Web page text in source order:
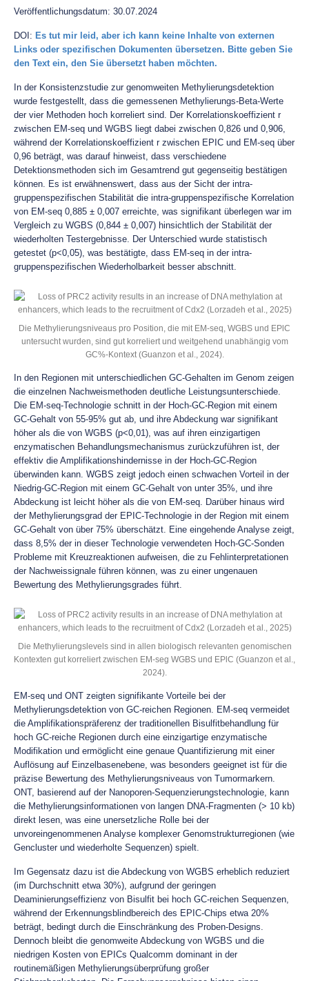
Veröffentlichungsdatum: 30.07.2024
DOI: Es tut mir leid, aber ich kann keine Inhalte von externen
Links oder spezifischen Dokumenten übersetzen. Bitte geben Sie
den Text ein, den Sie übersetzt haben möchten.
In der Konsistenzstudie zur genomweiten Methylierungsdetektion
wurde festgestellt, dass die gemessenen Methylierungs-Beta-Werte
der vier Methoden hoch korreliert sind. Der Korrelationskoeffizient r
zwischen EM-seq und WGBS liegt dabei zwischen 0,826 und 0,906,
während der Korrelationskoeffizient r zwischen EPIC und EM-seq über
0,96 beträgt, was darauf hinweist, dass verschiedene
Detektionsmethoden sich im Gesamtrend gut gegenseitig bestätigen
können. Es ist erwähnenswert, dass aus der Sicht der intra-
gruppenspezifischen Stabilität die intra-gruppenspezifische Korrelation
von EM-seq 0,885 ± 0,007 erreichte, was signifikant überlegen war im
Vergleich zu WGBS (0,844 ± 0,007) hinsichtlich der Stabilität der
wiederholten Testergebnisse. Der Unterschied wurde statistisch
getestet (p<0,05), was bestätigte, dass EM-seq in der intra-
gruppenspezifischen Wiederholbarkeit besser abschnitt.
Die Methylierungsniveaus pro Position, die mit EM-seq, WGBS und EPlC
untersucht wurden, sind gut korreliert und weitgehend unabhängig vom
GC%-Kontext (Guanzon et al., 2024).
In den Regionen mit unterschiedlichen GC-Gehalten im Genom zeigen
die einzelnen Nachweismethoden deutliche Leistungsunterschiede.
Die EM-seq-Technologie schnitt in der Hoch-GC-Region mit einem
GC-Gehalt von 55-95% gut ab, und ihre Abdeckung war signifikant
höher als die von WGBS (p<0,01), was auf ihren einzigartigen
enzymatischen Behandlungsmechanismus zurückzuführen ist, der
effektiv die Amplifikationshindernisse in der Hoch-GC-Region
überwinden kann. WGBS zeigt jedoch einen schwachen Vorteil in der
Niedrig-GC-Region mit einem GC-Gehalt von unter 35%, und ihre
Abdeckung ist leicht höher als die von EM-seq. Darüber hinaus wird
der Methylierungsgrad der EPIC-Technologie in der Region mit einem
GC-Gehalt von über 75% überschätzt. Eine eingehende Analyse zeigt,
dass 8,5% der in dieser Technologie verwendeten Hoch-GC-Sonden
Probleme mit Kreuzreaktionen aufweisen, die zu Fehlinterpretationen
der Nachweissignale führen können, was zu einer ungenauen
Bewertung des Methylierungsgrades führt.
Die Methylierungslevels sind in allen biologisch relevanten genomischen
Kontexten gut korreliert zwischen EM-seg WGBS und EPlC (Guanzon et al.,
2024).
EM-seq und ONT zeigten signifikante Vorteile bei der
Methylierungsdetektion von GC-reichen Regionen. EM-seq vermeidet
die Amplifikationspräferenz der traditionellen Bisulfitbehandlung für
hoch GC-reiche Regionen durch eine einzigartige enzymatische
Modifikation und ermöglicht eine genaue Quantifizierung mit einer
Auflösung auf Einzelbasenebene, was besonders geeignet ist für die
präzise Bewertung des Methylierungsniveaus von Tumormarkern.
ONT, basierend auf der Nanoporen-Sequenzierungstechnologie, kann
die Methylierungsinformationen von langen DNA-Fragmenten (> 10 kb)
direkt lesen, was eine unersetzliche Rolle bei der
unvoreingenommenen Analyse komplexer Genomstrukturregionen (wie
Gencluster und wiederholte Sequenzen) spielt.
Im Gegensatz dazu ist die Abdeckung von WGBS erheblich reduziert
(im Durchschnitt etwa 30%), aufgrund der geringen
Deaminierungseffizienz von Bisulfit bei hoch GC-reichen Sequenzen,
während der Erkennungsblindbereich des EPIC-Chips etwa 20%
beträgt, bedingt durch die Einschränkung des Proben-Designs.
Dennoch bleibt die genomweite Abdeckung von WGBS und die
niedrigen Kosten von EPICs Qualcomm dominant in der
routinemäßigen Methylierungsüberprüfung großer